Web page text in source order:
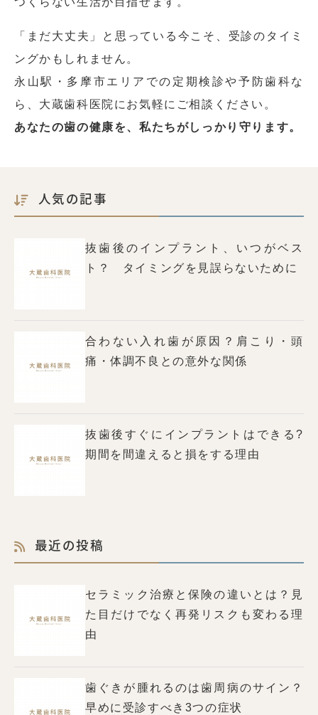
「まだ大丈夫」と思っている今こそ、受診のタイミ
ングかもしれません。
永山駅・多摩市エリアでの定期検診や予防歯科な
ら、大蔵歯科医院にお気軽にご相談ください。
あなたの歯の健康を、私たちがしっかり守ります。
人気の記事
抜歯後のインプラント、いつがベス
ト？ タイミングを見誤らないために
合わない入れ歯が原因？肩こり・頭
痛・体調不良との意外な関係
抜歯後すぐにインプラントはできる?
期間を間違えると損をする理由
最近の投稿
セラミック治療と保険の違いとは？見
た目だけでなく再発リスクも変わる理
由
歯ぐきが腫れるのは歯周病のサイン？
早めに受診すべき3つの症状